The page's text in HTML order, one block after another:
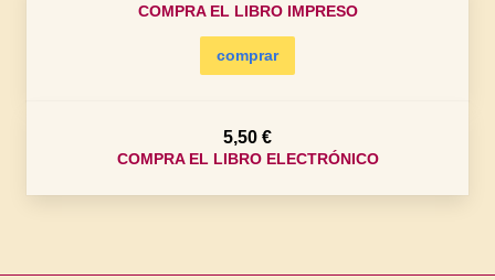
COMPRA EL LIBRO IMPRESO
comprar
5,50 €
COMPRA EL LIBRO ELECTRÓNICO